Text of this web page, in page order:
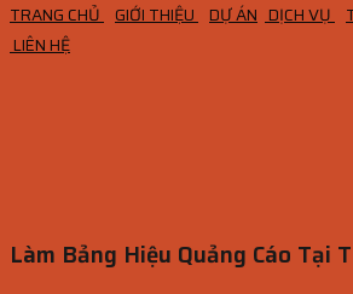
TRANG CHỦ GIỚI THIỆU DỰ ÁN DỊCH VỤ
LIÊN HỆ
Làm Bảng Hiệu Quảng Cáo Tại